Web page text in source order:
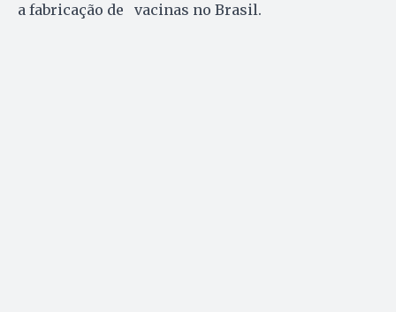
a fabricação de vacinas no Brasil.